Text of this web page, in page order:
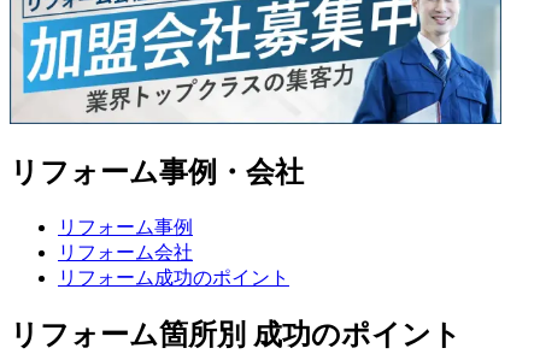
リフォーム事例・会社
リフォーム事例
リフォーム会社
リフォーム成功のポイント
リフォーム箇所別 成功のポイント